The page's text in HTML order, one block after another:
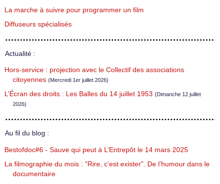
La marche à suivre pour programmer un film
Diffuseurs spécialisés
Actualité :
Hors-service : projection avec le Collectif des associations
citoyennes (Mercredi 1er juillet 2026)
L’Écran des droits : Les Balles du 14 juillet 1953 (Dimanche 12 juillet
2026)
Au fil du blog :
Bestofdoc#6 - Sauve qui peut à L’Entrepôt le 14 mars 2025
La filmographie du mois : "Rire, c’est exister". De l’humour dans le
documentaire